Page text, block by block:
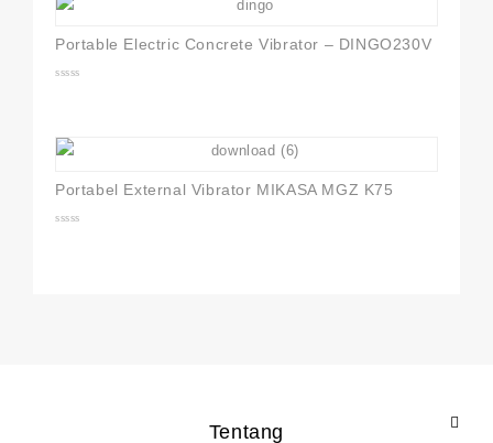
Portable Electric Concrete Vibrator – DINGO230V
Portabel External Vibrator MIKASA MGZ K75
Tentang